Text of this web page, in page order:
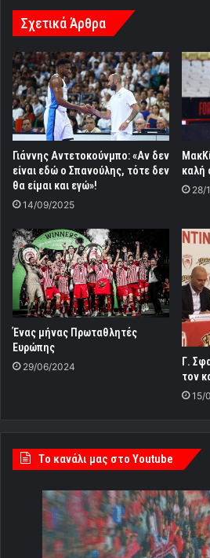
Σχετικά Άρθρα
Γιάννης Αντετοκούνμπο: «Αν δεν
είναι εδώ ο Σπανούλης, τότε δεν
θα είμαι και εγώ»!
14/09/2025
καλή
28/
Ένας μήνας Πρωταθλητές
Ευρώπης
29/06/2024
Γ.
τον
15/
Tο κανάλι μας στο Youtube